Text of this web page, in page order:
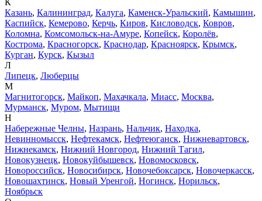
К
Казань, Калининград, Калуга, Каменск-Уральский, Камышин,
Каспийск, Кемерово, Керчь, Киров, Кисловодск, Ковров,
Коломна, Комсомольск-на-Амуре, Копейск, Королёв,
Кострома, Красногорск, Краснодар, Красноярск, Крымск,
Курган, Курск, Кызыл
Л
Липецк, Люберцы
М
Магнитогорск, Майкоп, Махачкала, Миасс, Москва,
Мурманск, Муром, Мытищи
Н
Набережные Челны, Назрань, Нальчик, Находка,
Невинномысск, Нефтекамск, Нефтеюганск, Нижневартовск,
Нижнекамск, Нижний Новгород, Нижний Тагил,
Новокузнецк, Новокуйбышевск, Новомосковск,
Новороссийск, Новосибирск, Новочебоксарск, Новочеркасск,
Новошахтинск, Новый Уренгой, Ногинск, Норильск,
Ноябрьск